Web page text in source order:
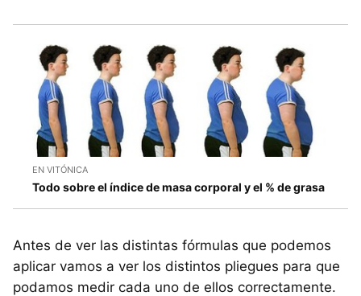
EN VITÓNICA
Todo sobre el índice de masa corporal y el % de grasa
Antes de ver las distintas fórmulas que podemos
aplicar vamos a ver los distintos pliegues para que
podamos medir cada uno de ellos correctamente.